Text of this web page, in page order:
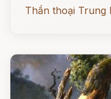
Thần thoại Trung